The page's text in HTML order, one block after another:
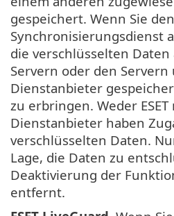
gespeichert. Wenn Sie den
Synchronisierungsdienst
die verschlüsselten
Servern oder den
Dienstanbieter
zu erbringen. Weder
Dienstanbieter haben
verschlüsselten Daten.
Lage, die Daten zu
Deaktivierung der
entfernt.